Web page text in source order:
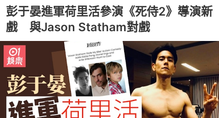
彭于晏進軍荷里活參演《死侍2》導演新
戲 與Jason Statham對戲